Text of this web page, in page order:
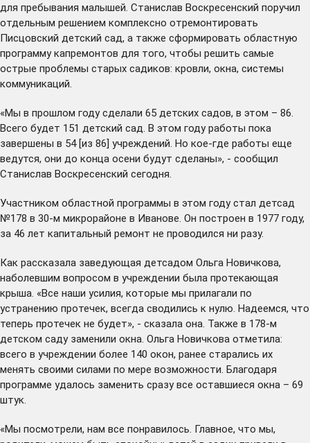
для пребывания малышей. Станислав Воскресенский поручил
отдельным решением комплексно отремонтировать
Писцовский детский сад, а также сформировать областную
программу капремонтов для того, чтобы решить самые
острые проблемы старых садиков: кровли, окна, системы
коммуникаций.
«Мы в прошлом году сделали 65 детских садов, в этом – 86.
Всего будет 151 детский сад. В этом году работы пока
завершены в 54 [из 86] учреждений. Но кое-где работы еще
ведутся, они до конца осени будут сделаны», - сообщил
Станислав Воскресенский сегодня.
Участником областной программы в этом году стал детсад
№178 в 30-м микрорайоне в Иванове. Он построен в 1977 году,
за 46 лет капитальный ремонт не проводился ни разу.
Как рассказала заведующая детсадом Ольга Новичкова,
наболевшим вопросом в учреждении была протекающая
крыша. «Все наши усилия, которые мы прилагали по
устранению протечек, всегда сводились к нулю. Надеемся, что
теперь протечек не будет», - сказала она. Также в 178-м
детском саду заменили окна. Ольга Новичкова отметила:
всего в учреждении более 140 окон, ранее старались их
менять своими силами по мере возможности. Благодаря
программе удалось заменить сразу все оставшиеся окна – 69
штук.
«Мы посмотрели, нам все понравилось. Главное, что мы,